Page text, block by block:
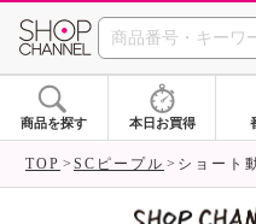
商品を探す 本日お買得
TOP SCピープル ショート